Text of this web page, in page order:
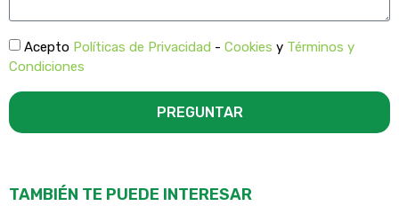
Acepto Políticas de Privacidad - Cookies y Términos y
Condiciones
PREGUNTAR
TAMBIÉN TE PUEDE INTERESAR